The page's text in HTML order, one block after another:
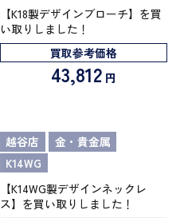
【K18製デザインブローチ】を買
い取りしました！
買取参考価格
43,812 円
越谷店
金・貴金属
K14WG
【K14WG製デザインネックレ
ス】を買い取りしました！